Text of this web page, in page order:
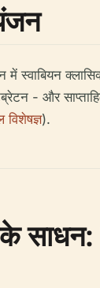
में स्वाबियन
- और
विशेषज्ञ).
साधन: